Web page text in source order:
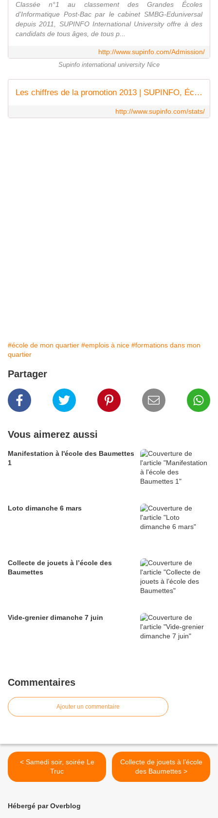
Classée n°1 au classement des Grandes Écoles
d'Informatique Post-Bac par le cabinet SMBG-Eduniversal
depuis 2011, SUPINFO International University offre à des
candidats de tous âges, de tous p...
http://www.supinfo.com/Admission/
Supinfo international university Nice
Les chiffres de la promotion 2013 | SUPINFO, École Supérieure d'Informatique
http://www.supinfo.com/stats/
#école de mon quartier #emplois à nice #formations dans mon
quartier
Partager
Vous aimerez aussi
Manifestation à l'école des Baumettes
1
Loto dimanche 6 mars
Collecte de jouets à l’école des
Baumettes
Vide-grenier dimanche 7 juin
Commentaires
Ajouter un commentaire
< Samedi soir, soirée Le
Truc
Collecte de jouets à l’école
des Baumettes >
Hébergé par Overblog